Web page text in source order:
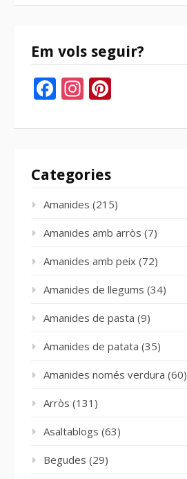
bloc
Em vols seguir?
Facebook
Instagram
Categories
Amanides (215)
Amanides amb arròs (7)
Amanides amb peix (72)
Amanides de llegums (34)
Amanides de pasta (9)
Amanides de patata (35)
Amanides només verdura (60)
Arròs (131)
Asaltablogs (63)
Begudes (29)